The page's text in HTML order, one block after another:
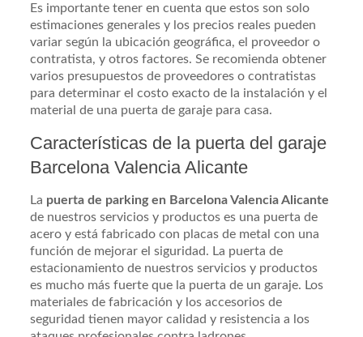
Es importante tener en cuenta que estos son solo
estimaciones generales y los precios reales pueden
variar según la ubicación geográfica, el proveedor o
contratista, y otros factores. Se recomienda obtener
varios presupuestos de proveedores o contratistas
para determinar el costo exacto de la instalación y el
material de una puerta de garaje para casa.
Características de la puerta del garaje
Barcelona Valencia Alicante
La puerta de parking en Barcelona Valencia Alicante
de nuestros servicios y productos es una puerta de
acero y está fabricado con placas de metal con una
función de mejorar el siguridad. La puerta de
estacionamiento de nuestros servicios y productos
es mucho más fuerte que la puerta de un garaje. Los
materiales de fabricación y los accesorios de
seguridad tienen mayor calidad y resistencia a los